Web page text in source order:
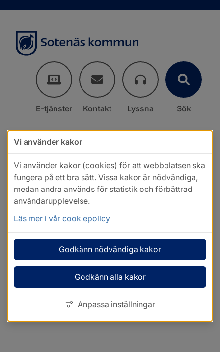
E-tjänster Kontakt Lyssna Sök
Vi använder kakor
Vi använder kakor (cookies) för att webbplatsen ska
fungera på ett bra sätt. Vissa kakor är nödvändiga,
medan andra används för statistik och förbättrad
användarupplevelse.
Läs mer i vår cookiepolicy
Godkänn nödvändiga kakor
Godkänn alla kakor
Anpassa inställningar